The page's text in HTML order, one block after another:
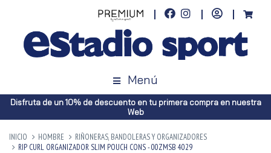
Menú
Disfruta de un 10% de descuento en tu primera compra en nuestra
Web
INICIO HOMBRE
RIÑONERAS, BANDOLERAS Y ORGANIZADORES
RIP CURL ORGANIZADOR SLIM POUCH CONS - 00ZMSB 4029